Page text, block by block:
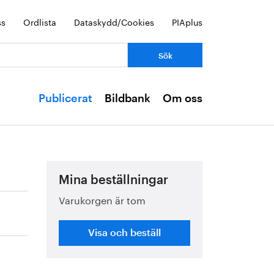
Ordlista Dataskydd/Cookies PIAplus
Publicerat Bildbank Om oss
Mina beställningar
Varukorgen är tom
Visa och beställ